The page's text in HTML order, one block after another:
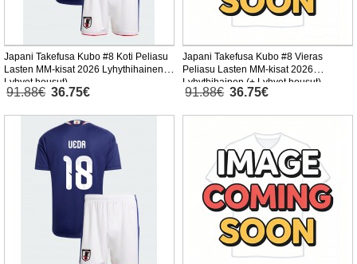
Japani Takefusa Kubo #8 Koti Peliasu
Lasten MM-kisat 2026 Lyhythihainen (+
Lyhyet housut)
91.88€ 36.75€
Japani Takefusa Kubo #8 Vieras
Peliasu Lasten MM-kisat 2026
Lyhythihainen (+ Lyhyet housut)
91.88€ 36.75€